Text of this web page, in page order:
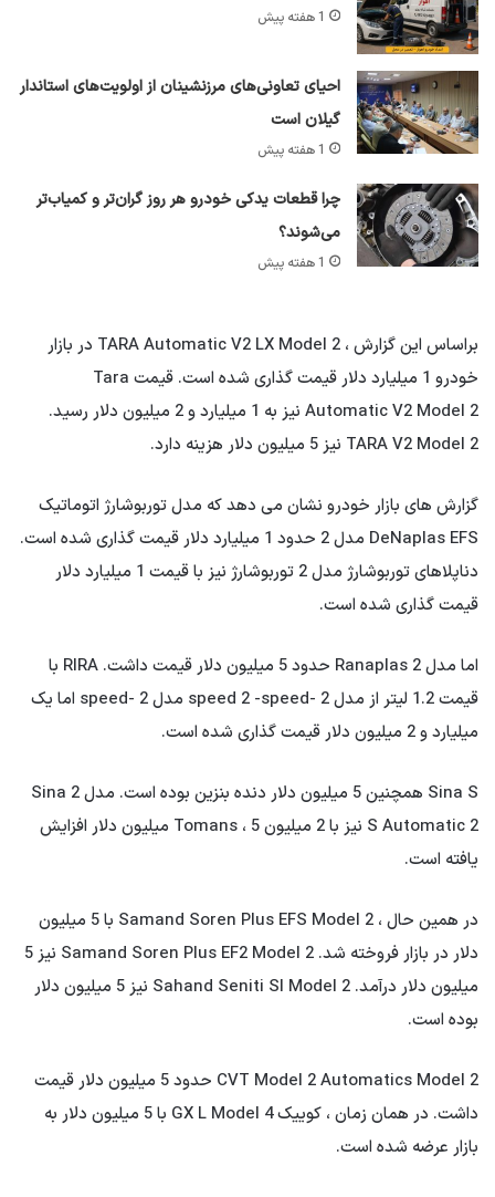
1 هفته پیش
احیای تعاونی‌های مرزنشینان از اولویت‌های استاندار
گیلان است
1 هفته پیش
چرا قطعات یدکی خودرو هر روز گران‌تر و کمیاب‌تر
می‌شوند؟
1 هفته پیش
براساس این گزارش ، TARA Automatic V2 LX Model 2 در بازار
خودرو 1 میلیارد دلار قیمت گذاری شده است. قیمت Tara
Automatic V2 Model 2 نیز به 1 میلیارد و 2 میلیون دلار رسید.
TARA V2 Model 2 نیز 5 میلیون دلار هزینه دارد.
گزارش های بازار خودرو نشان می دهد که مدل توربوشارژ اتوماتیک
DeNaplas EFS مدل 2 حدود 1 میلیارد دلار قیمت گذاری شده است.
دناپلاهای توربوشارژ مدل 2 توربوشارژ نیز با قیمت 1 میلیارد دلار
قیمت گذاری شده است.
اما مدل 2 Ranaplas حدود 5 میلیون دلار قیمت داشت. RIRA با
قیمت 1.2 لیتر از مدل 2 -speed 2 -speed مدل 2 -speed اما یک
میلیارد و 2 میلیون دلار قیمت گذاری شده است.
Sina S همچنین 5 میلیون دلار دنده بنزین بوده است. مدل 2 Sina
S Automatic 2 نیز با 2 میلیون Tomans ، 5 میلیون دلار افزایش
یافته است.
در همین حال ، Samand Soren Plus EFS Model 2 با 5 میلیون
دلار در بازار فروخته شد. Samand Soren Plus EF2 Model 2 نیز 5
میلیون دلار درآمد. Sahand Seniti SI Model 2 نیز 5 میلیون دلار
بوده است.
CVT Model 2 Automatics Model 2 حدود 5 میلیون دلار قیمت
داشت. در همان زمان ، کوییک GX L Model 4 با 5 میلیون دلار به
بازار عرضه شده است.